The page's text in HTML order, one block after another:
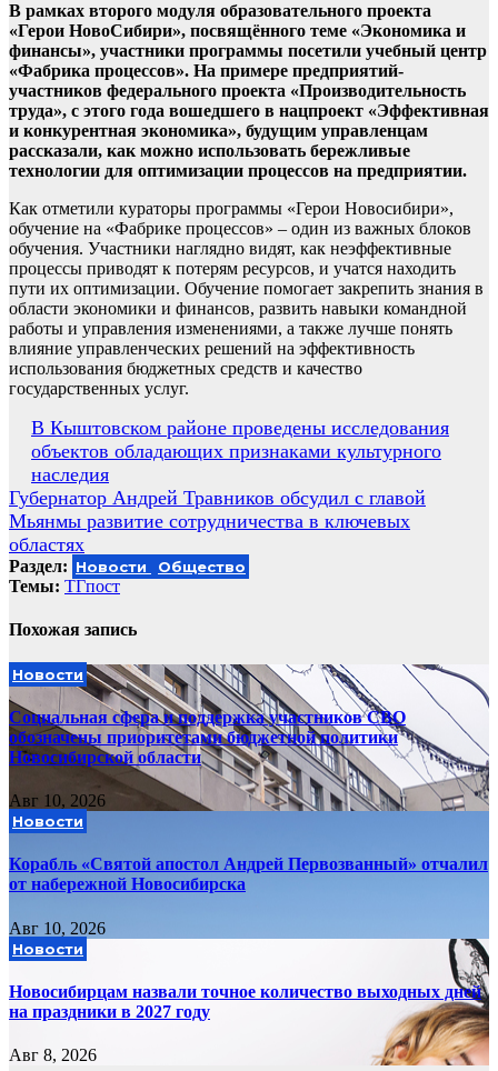
В рамках второго модуля образовательного проекта
«Герои НовоСибири», посвящённого теме «Экономика и
финансы», участники программы посетили учебный центр
«Фабрика процессов». На примере предприятий-
участников федерального проекта «Производительность
труда», с этого года вошедшего в нацпроект «Эффективная
и конкурентная экономика», будущим управленцам
рассказали, как можно использовать бережливые
технологии для оптимизации процессов на предприятии.
Как отметили кураторы программы «Герои Новосибири»,
обучение на «Фабрике процессов» – один из важных блоков
обучения. Участники наглядно видят, как неэффективные
процессы приводят к потерям ресурсов, и учатся находить
пути их оптимизации. Обучение помогает закрепить знания в
области экономики и финансов, развить навыки командной
работы и управления изменениями, а также лучше понять
влияние управленческих решений на эффективность
использования бюджетных средств и качество
государственных услуг.
Навигация
по
записям
В Кыштовском районе проведены исследования
объектов обладающих признаками культурного
наследия
Губернатор Андрей Травников обсудил с главой
Мьянмы развитие сотрудничества в ключевых
областях
Раздел: Новости Общество
Темы: ТГпост
Похожая запись
Новости
Социальная сфера и поддержка участников СВО
обозначены приоритетами бюджетной политики
Новосибирской области
Авг 10, 2026
Новости
Корабль «Святой апостол Андрей Первозванный» отчалил
от набережной Новосибирска
Авг 10, 2026
Новости
Новосибирцам назвали точное количество выходных дней
на праздники в 2027 году
Авг 8, 2026